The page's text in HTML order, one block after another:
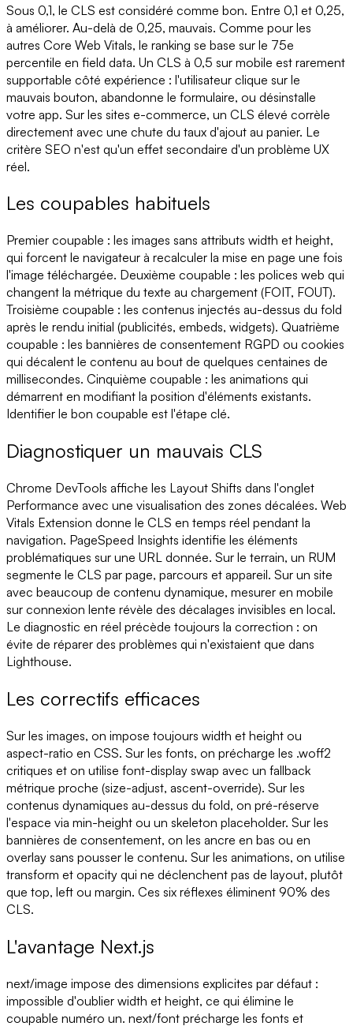
Sous 0,1, le CLS est considéré comme bon. Entre 0,1 et 0,25,
à améliorer. Au-delà de 0,25, mauvais. Comme pour les
autres Core Web Vitals, le ranking se base sur le 75e
percentile en field data. Un CLS à 0,5 sur mobile est rarement
supportable côté expérience : l'utilisateur clique sur le
mauvais bouton, abandonne le formulaire, ou désinstalle
votre app. Sur les sites e-commerce, un CLS élevé corrèle
directement avec une chute du taux d'ajout au panier. Le
critère SEO n'est qu'un effet secondaire d'un problème UX
réel.
Les coupables habituels
Premier coupable : les images sans attributs width et height,
qui forcent le navigateur à recalculer la mise en page une fois
l'image téléchargée. Deuxième coupable : les polices web qui
changent la métrique du texte au chargement (FOIT, FOUT).
Troisième coupable : les contenus injectés au-dessus du fold
après le rendu initial (publicités, embeds, widgets). Quatrième
coupable : les bannières de consentement RGPD ou cookies
qui décalent le contenu au bout de quelques centaines de
millisecondes. Cinquième coupable : les animations qui
démarrent en modifiant la position d'éléments existants.
Identifier le bon coupable est l'étape clé.
Diagnostiquer un mauvais CLS
Chrome DevTools affiche les Layout Shifts dans l'onglet
Performance avec une visualisation des zones décalées. Web
Vitals Extension donne le CLS en temps réel pendant la
navigation. PageSpeed Insights identifie les éléments
problématiques sur une URL donnée. Sur le terrain, un RUM
segmente le CLS par page, parcours et appareil. Sur un site
avec beaucoup de contenu dynamique, mesurer en mobile
sur connexion lente révèle des décalages invisibles en local.
Le diagnostic en réel précède toujours la correction : on
évite de réparer des problèmes qui n'existaient que dans
Lighthouse.
Les correctifs efficaces
Sur les images, on impose toujours width et height ou
aspect-ratio en CSS. Sur les fonts, on précharge les .woff2
critiques et on utilise font-display swap avec un fallback
métrique proche (size-adjust, ascent-override). Sur les
contenus dynamiques au-dessus du fold, on pré-réserve
l'espace via min-height ou un skeleton placeholder. Sur les
bannières de consentement, on les ancre en bas ou en
overlay sans pousser le contenu. Sur les animations, on utilise
transform et opacity qui ne déclenchent pas de layout, plutôt
que top, left ou margin. Ces six réflexes éliminent 90% des
CLS.
L'avantage Next.js
next/image impose des dimensions explicites par défaut :
impossible d'oublier width et height, ce qui élimine le
coupable numéro un. next/font précharge les fonts et